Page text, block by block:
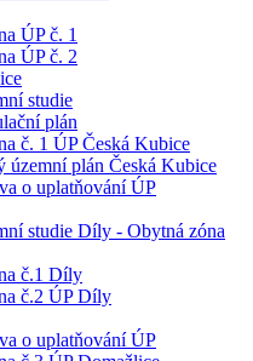
ÚP č. 1
ÚP č. 2
studie
plán
č. 1 ÚP Česká Kubice
územní plán Česká Kubice
o uplatňování ÚP
studie Díly - Obytná zóna
č.1 Díly
č.2 ÚP Díly
o uplatňování ÚP